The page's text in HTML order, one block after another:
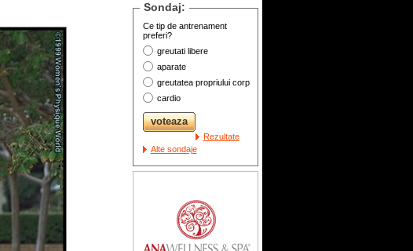
Sondaj:
Ce tip de antrenament
preferi?
greutati libere
aparate
greutatea propriului corp
cardio
Rezultate
Alte sondaje